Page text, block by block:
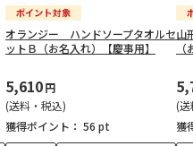
オランジー ハンドソープタオルセ
ットＢ（お名入れ）【慶事用】
5,610円
(送料・税込)
獲得ポイント： 56 pt
山
(
獲